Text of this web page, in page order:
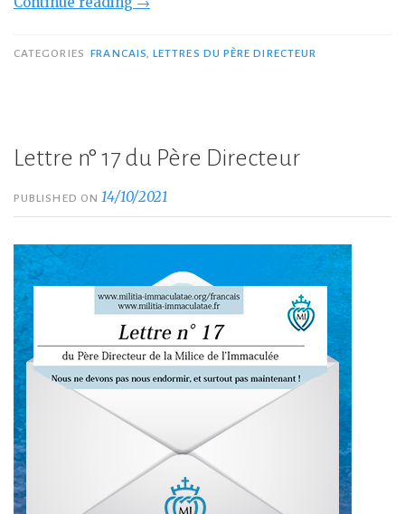
18
Les
derniers
moyens
salut
»”
CATEGORIES FRANCAIS,LETTRES DU PÈRE DIRECTEUR
Lettre n° 17 du Père Directeur
PUBLISHED ON14/10/2021